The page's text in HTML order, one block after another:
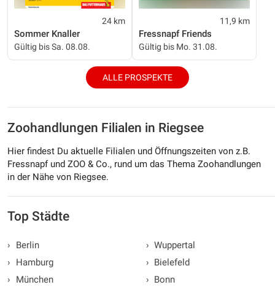
24 km
Sommer Knaller
Gültig bis Sa. 08.08.
11,9 km
Fressnapf Friends
Gültig bis Mo. 31.08.
ALLE PROSPEKTE
Zoohandlungen Filialen in Riegsee
Hier findest Du aktuelle Filialen und Öffnungszeiten von z.B.
Fressnapf und ZOO & Co., rund um das Thema Zoohandlungen
in der Nähe von Riegsee.
Top Städte
›
Berlin
›
Hamburg
›
München
› Wuppertal
› Bielefeld
› Bonn